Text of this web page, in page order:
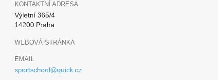
KONTAKTNÍ ADRESA
Výletní 365/4
14200 Praha
WEBOVÁ STRÁNKA
EMAIL
sportschool@quick.cz